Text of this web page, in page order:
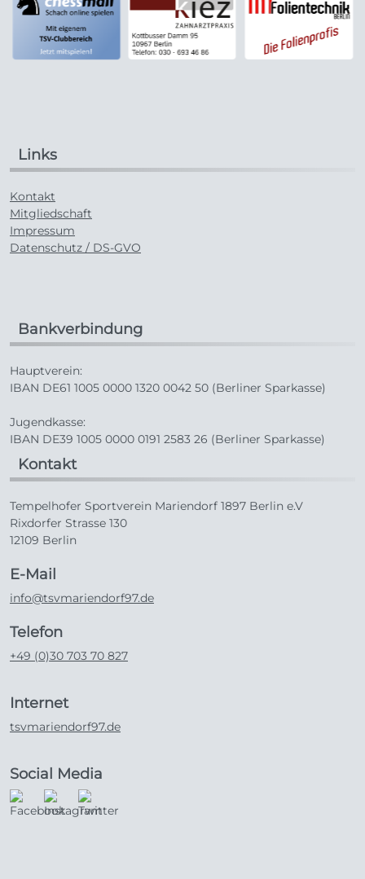
Links
Kontakt
Mitgliedschaft
Impressum
Datenschutz / DS-GVO
Bankverbindung
Hauptverein:
IBAN DE61 1005 0000 1320 0042 50 (Berliner Sparkasse)
Jugendkasse:
IBAN DE39 1005 0000 0191 2583 26 (Berliner Sparkasse)
Kontakt
Tempelhofer Sportverein Mariendorf 1897 Berlin e.V
Rixdorfer Strasse 130
12109 Berlin
E-Mail
info@tsvmariendorf97.de
Telefon
+49 (0)30 703 70 827
Internet
tsvmariendorf97.de
Social Media